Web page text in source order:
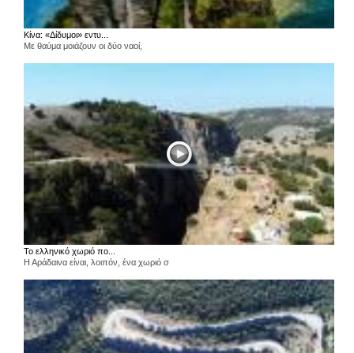
Κίνα: «Δίδυμοι» εντυ...
Με θαύμα μοιάζουν οι δύο ναοί,
Το ελληνικό χωριό πο...
Η Αράδαινα είναι, λοιπόν, ένα χωριό σ